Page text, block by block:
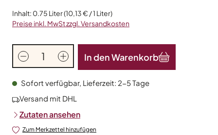
Inhalt: 0.75 Liter(10,13 € / 1 Liter)
Preise inkl. MwSt zzgl. Versandkosten
Produkt Anzahl: Gib den gewünschten
In den Warenkorb
Sofort verfügbar, Lieferzeit: 2-5 Tage
Versand mit DHL
Zutaten ansehen
Zum Merkzettel hinzufügen